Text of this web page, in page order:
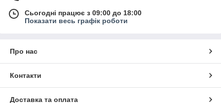
Сьогодні працює з 09:00 до 18:00
Показати весь графік роботи
Про нас
Контакти
Доставка та оплата